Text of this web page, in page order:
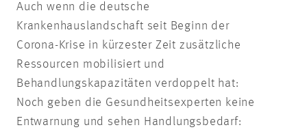
Auch wenn die deutsche
Krankenhauslandschaft seit Beginn der
Corona-Krise in kürzester Zeit zusätzliche
Ressourcen mobilisiert und
Behandlungskapazitäten verdoppelt hat:
Noch geben die Gesundheitsexperten keine
Entwarnung und sehen Handlungsbedarf: